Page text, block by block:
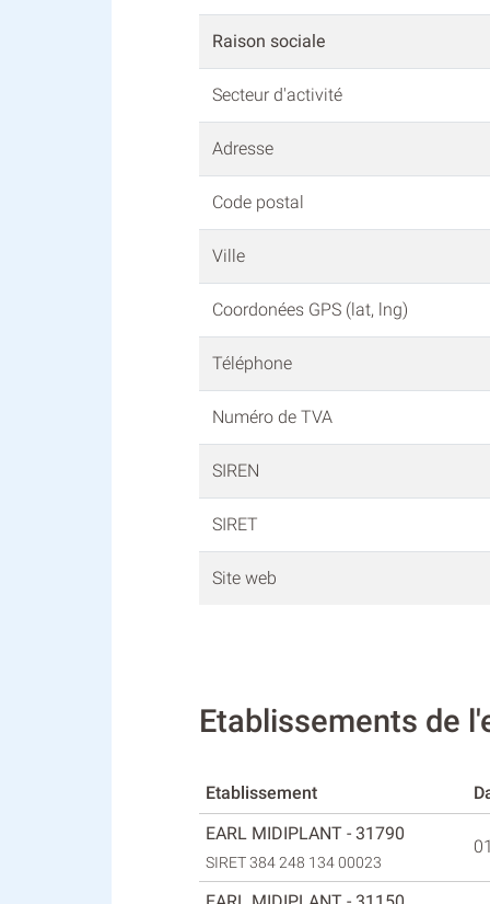
Raison sociale
Secteur d'activité
Adresse
Code postal
Ville
Coordonées GPS (lat, lng)
Téléphone
Numéro de TVA
SIREN
SIRET
Site web
Etablissements de
Etablissement
EARL MIDIPLANT - 31790
SIRET 384 248 134 00023